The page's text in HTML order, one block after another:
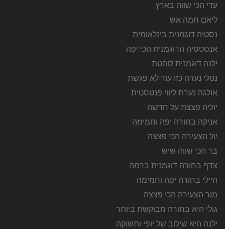
עדי הכי שווה בארץ
ליאם חמה אש
נסטיה דוגמנית בינלאומית
אנסטסיה הדוגמנית הכי יפה
ילנה דוגמנית לוהטת
נטלי נערה כזו עוד לא פגשת
אולגה נערת ליווי פנטסטית
יוליה פצצת על חדשה
אניקה בחורה יפה וחמימה
יול הצעירה הכי פצצה
בר הכי שווה שיש
צדף בחורה דוגמנית ברמה
היילי בחורה יפה וחמימה
מור הצעירה הכי פצצה
גולי היא בחורה מבוקשת ביותר
ילנה היא שילוב של יופי ותשוקה